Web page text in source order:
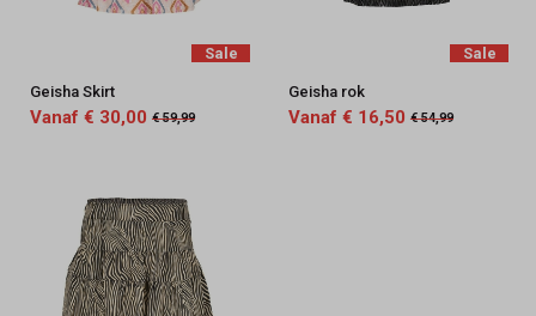
Sale
Geisha Skirt
Vanaf € 30,00 € 59,99
Sale
Geisha rok
Vanaf € 16,50 € 54,99